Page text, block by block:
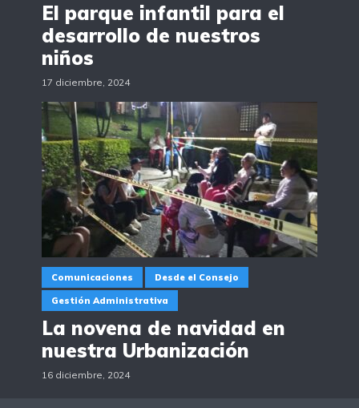
El parque infantil para el
desarrollo de nuestros
niños
17 diciembre, 2024
Comunicaciones Desde el Consejo
Gestión Administrativa
La novena de navidad en
nuestra Urbanización
16 diciembre, 2024